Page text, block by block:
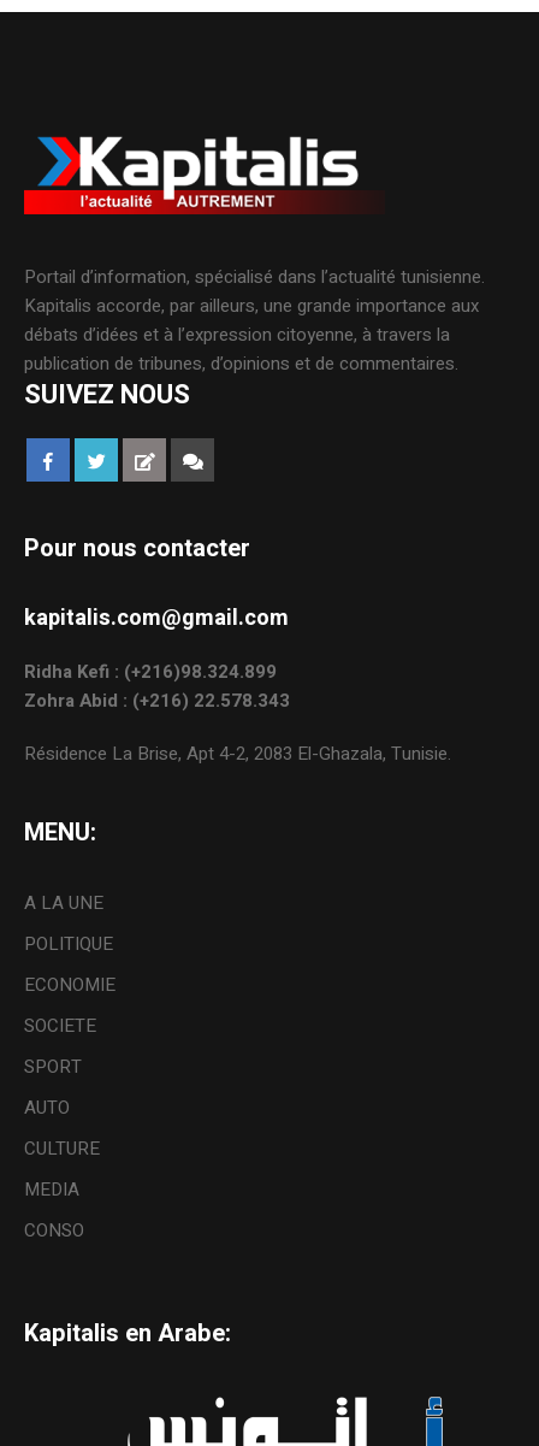
Portail d’information, spécialisé dans l’actualité tunisienne.
Kapitalis accorde, par ailleurs, une grande importance aux
débats d’idées et à l’expression citoyenne, à travers la
publication de tribunes, d’opinions et de commentaires.
SUIVEZ NOUS
Pour nous contacter
kapitalis.com@gmail.com
Ridha Kefi : (+216)98.324.899
Zohra Abid : (+216) 22.578.343
Résidence La Brise, Apt 4-2, 2083 El-Ghazala, Tunisie.
MENU:
A LA UNE
POLITIQUE
ECONOMIE
SOCIETE
SPORT
AUTO
CULTURE
MEDIA
CONSO
Kapitalis en Arabe: